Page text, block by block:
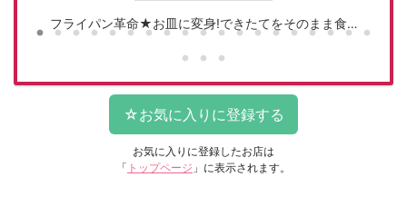
フライパン革命★お皿に変身!できたてをそのまま食…
お気に入りに登録したお店は
「 トップページ 」に表示されます。